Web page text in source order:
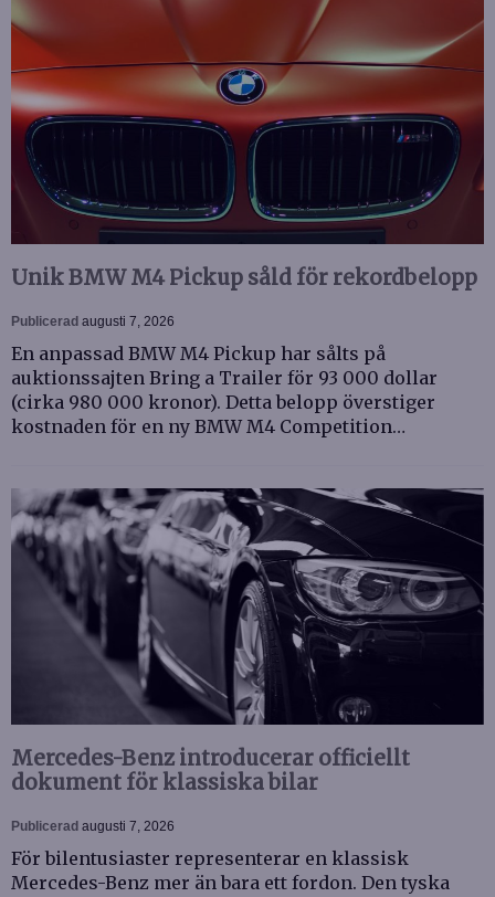
Unik BMW M4 Pickup såld för rekordbelopp
Publicerad augusti 7, 2026
En anpassad BMW M4 Pickup har sålts på
auktionssajten Bring a Trailer för 93 000 dollar
(cirka 980 000 kronor). Detta belopp överstiger
kostnaden för en ny BMW M4 Competition…
Mercedes-Benz introducerar officiellt
dokument för klassiska bilar
Publicerad augusti 7, 2026
För bilentusiaster representerar en klassisk
Mercedes-Benz mer än bara ett fordon. Den tyska